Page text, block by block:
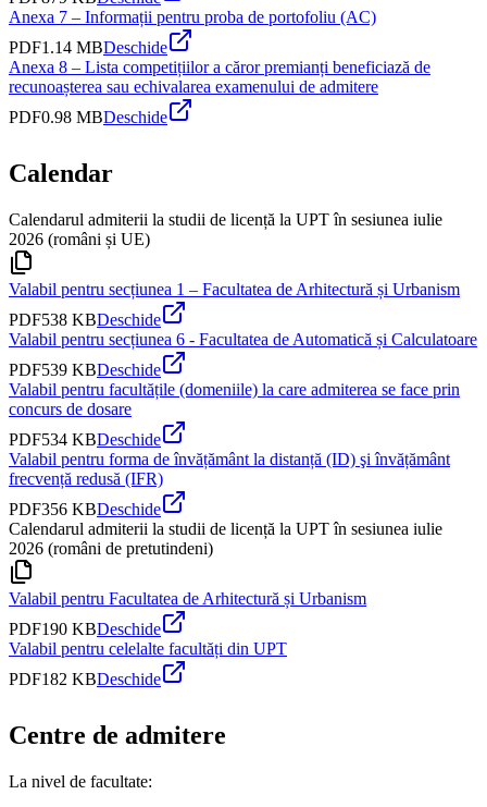
Anexa 7 – Informații pentru proba de portofoliu (AC)
PDF1.14 MBDeschide
Anexa 8 – Lista competițiilor a căror premianți beneficiază de
recunoașterea sau echivalarea examenului de admitere
PDF0.98 MBDeschide
Calendar
Calendarul admiterii la studii de licență la UPT în sesiunea iulie
2026 (români și UE)
Valabil pentru secțiunea 1 – Facultatea de Arhitectură și Urbanism
PDF538 KBDeschide
Valabil pentru secțiunea 6 - Facultatea de Automatică și Calculatoare
PDF539 KBDeschide
Valabil pentru facultățile (domeniile) la care admiterea se face prin
concurs de dosare
PDF534 KBDeschide
Valabil pentru forma de învățământ la distanță (ID) şi învățământ
frecvență redusă (IFR)
PDF356 KBDeschide
Calendarul admiterii la studii de licență la UPT în sesiunea iulie
2026 (români de pretutindeni)
Valabil pentru Facultatea de Arhitectură și Urbanism
PDF190 KBDeschide
Valabil pentru celelalte facultăți din UPT
PDF182 KBDeschide
Centre de admitere
La nivel de facultate: